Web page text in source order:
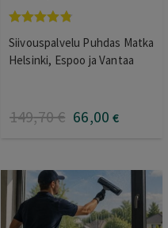
tuotteesta:
4.75/ 5
Siivouspalvelu Puhdas Matka
Helsinki, Espoo ja Vantaa
149,70€ 66,00 €